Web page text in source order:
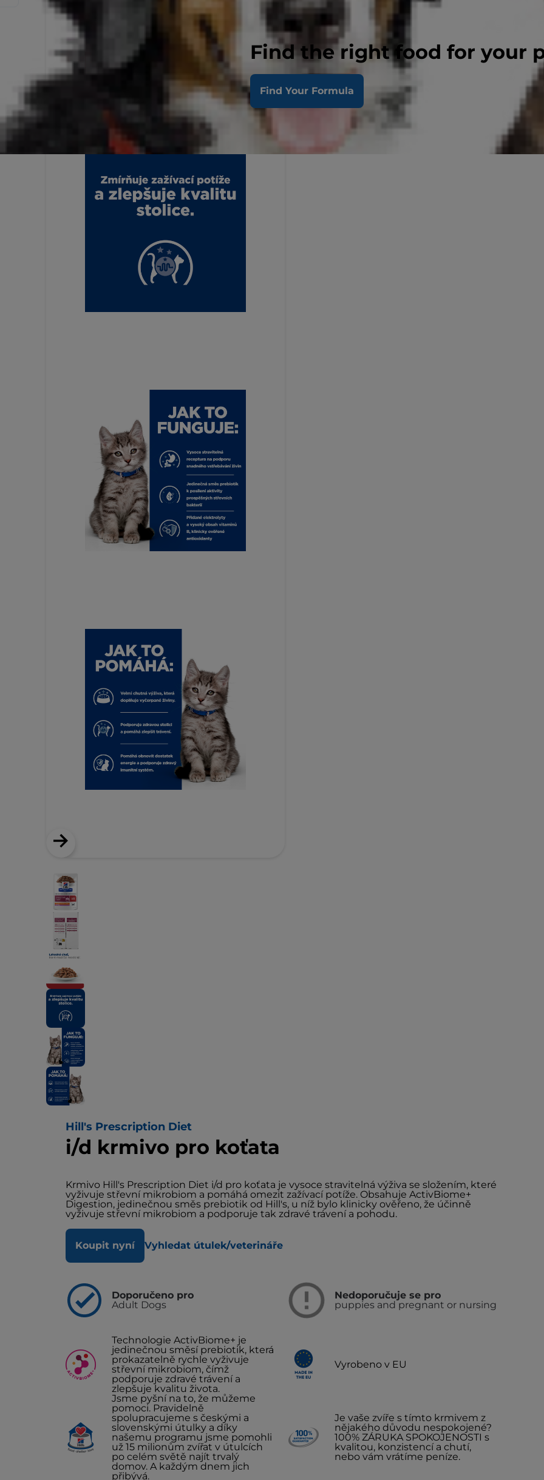
Find the right food for your
Find Your Formula
Hill's Prescription Diet
i/d krmivo pro koťata
Krmivo Hill's Prescription Diet i/d pro koťata je vysoce stravitelná výživa se složením, které
vyživuje střevní mikrobiom a pomáhá omezit zažívací potíže. Obsahuje ActivBiome+
Digestion, jedinečnou směs prebiotik od Hill's, u níž bylo klinicky ověřeno, že účinně
vyživuje střevní mikrobiom a podporuje tak zdravé trávení a pohodu.
Koupit nyní Vyhledat útulek/veterináře
Doporučeno pro
Adult Dogs
Nedoporučuje se pro
puppies and pregnant or nursing
Technologie ActivBiome+ je
jedinečnou směsí prebiotik, která
prokazatelně rychle vyživuje
střevní mikrobiom, čímž
podporuje zdravé trávení a
zlepšuje kvalitu života.
Vyrobeno v EU
Jsme pyšní na to, že můžeme
pomoci. Pravidelně
spolupracujeme s českými a
slovenskými útulky a díky
našemu programu jsme pomohli
už 15 milionům zvířat v útulcích
po celém světě najít trvalý
domov. A každým dnem jich
přibývá.
Je vaše zvíře s tímto krmivem z
nějakého důvodu nespokojené?
100% ZÁRUKA SPOKOJENOSTI s
kvalitou, konzistencí a chutí,
nebo vám vrátíme peníze.